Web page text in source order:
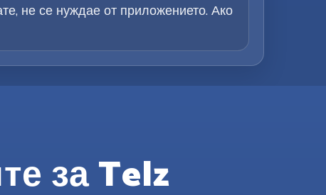
не се нуждае от приложението. Ако
за Telz